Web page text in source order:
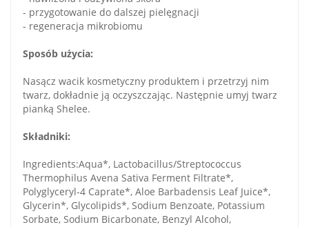
- przygotowanie do dalszej pielęgnacji
- regeneracja mikrobiomu
Sposób użycia:
Nasącz wacik kosmetyczny produktem i przetrzyj nim
twarz, dokładnie ją oczyszczając. Następnie umyj twarz
pianką Shelee.
Składniki:
Ingredients:Aqua*, Lactobacillus/Streptococcus
Thermophilus Avena Sativa Ferment Filtrate*,
Polyglyceryl-4 Caprate*, Aloe Barbadensis Leaf Juice*,
Glycerin*, Glycolipids*, Sodium Benzoate, Potassium
Sorbate, Sodium Bicarbonate, Benzyl Alcohol,